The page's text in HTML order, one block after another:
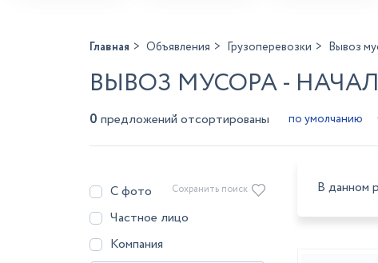
Главная Объявления Грузоперевозки Вывоз
ВЫВОЗ МУСОРА -
0 предложений отсортированы
С фото
Частное лицо
Компания
Сохранить поиск В данном